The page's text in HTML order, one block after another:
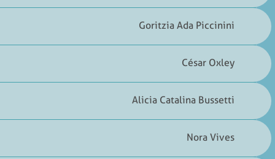
Goritzia Ada Piccinini
César Oxley
Alicia Catalina Bussetti
Nora Vives